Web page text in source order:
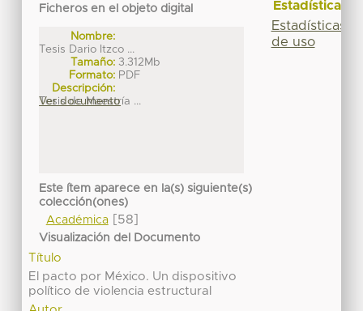
Ficheros en el objeto digital
Nombre:
Tesis Dario Itzco ...
Tamaño: 3.312Mb
Formato: PDF
Descripción:
Tesis de Maestría ...
Ver documento
Este ítem aparece en la(s) siguiente(s)
colección(ones)
Académica[58]
Visualización del Documento
Título
El pacto por México. Un dispositivo
político de violencia estructural
Estadísticas
Estadísticas
de uso